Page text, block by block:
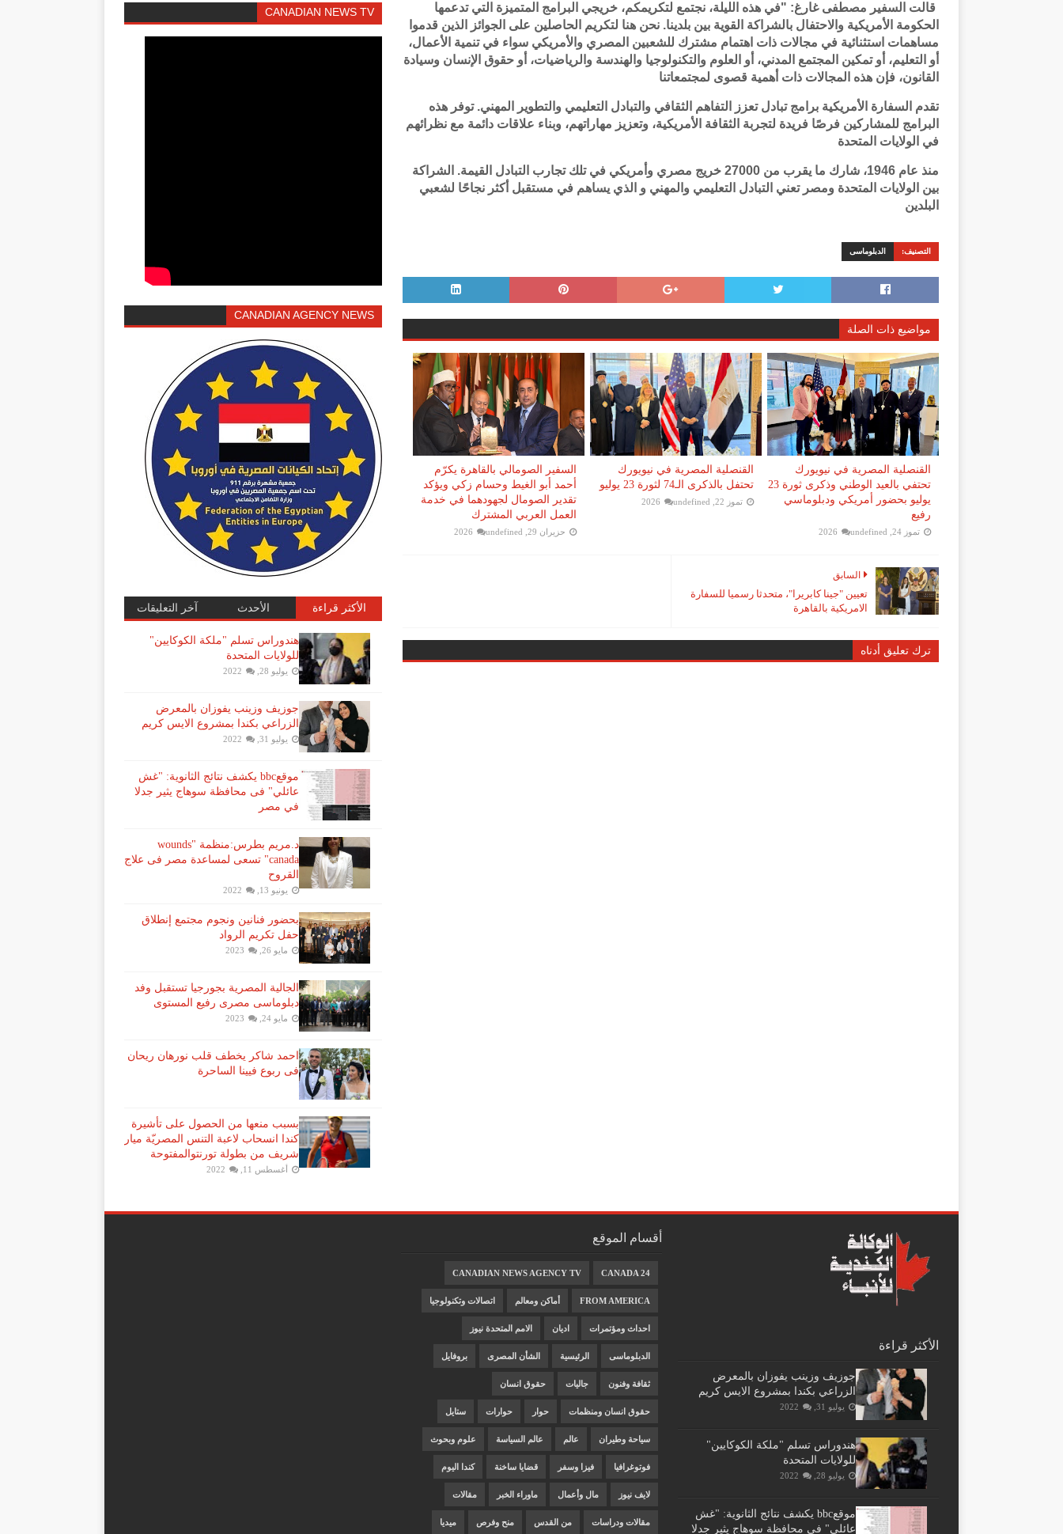
قالت السفير مصطفى غارغ: "في هذه الليلة، نجتمع لتكريمكم، خريجي البرامج المتميزة التي تدعمها
الحكومة الأمريكية والاحتفال بالشراكة القوية بين بلدينا. نحن هنا لتكريم الحاصلين على الجوائز الذين قدموا
مساهمات استثنائية في مجالات ذات اهتمام مشترك للشعبين المصري والأمريكي سواء في تنمية الأعمال،
أو التعليم، أو تمكين المجتمع المدني، أو العلوم والتكنولوجيا والهندسة والرياضيات، أو حقوق الإنسان وسيادة
القانون، فإن هذه المجالات ذات أهمية قصوى لمجتمعاتنا
تقدم السفارة الأمريكية برامج تبادل تعزز التفاهم الثقافي والتبادل التعليمي والتطوير المهني. توفر هذه
البرامج للمشاركين فرصًا فريدة لتجربة الثقافة الأمريكية، وتعزيز مهاراتهم، وبناء علاقات دائمة مع نظرائهم
في الولايات المتحدة
منذ عام 1946، شارك ما يقرب من 27000 خريج مصري وأمريكي في تلك تجارب التبادل القيمة. الشراكة
بين الولايات المتحدة ومصر تعني التبادل التعليمي والمهني و الذي يساهم في مستقبل أكثر نجاحًا لشعبي
البلدين
التصنيف: الدبلوماسى
مواضيع ذات الصلة
القنصلية المصرية في نيويورك
تحتفي بالعيد الوطني وذكرى ثورة 23
يوليو بحضور أمريكي ودبلوماسي
رفيع
تموز 24, 2026 undefined
القنصلية المصرية في نيويورك
تحتفل بالذكرى الـ74 لثورة 23 يوليو
تموز 22, 2026 undefined
السفير الصومالي بالقاهرة يكرّم
أحمد أبو الغيط وحسام زكي ويؤكد
تقدير الصومال لجهودهما في خدمة
العمل العربي المشترك
حزيران 29, 2026 undefined
السابق
تعيين "جينا كابريرا"، متحدثا رسميا للسفارة
الامريكية بالقاهرة
ترك تعليق أدناه
CANADIAN NEWS TV
CANADIAN AGENCY NEWS
الأكثر قراءة الأحدث آخر التعليقات
هندوراس تسلم "ملكة الكوكايين"
للولايات المتحدة
يوليو 28, 2022
جوزيف وزينب يفوزان بالمعرض
الزراعي بكندا بمشروع الايس كريم
يوليو 31, 2022
موقعbbc يكشف نتائج الثانوية: "غش
عائلي" فى محافظة سوهاج يثير جدلا
في مصر
د.مريم بطرس:منظمة "wounds
canada" تسعى لمساعدة مصر فى علاج
القروح
يونيو 13, 2022
بحضور فنانين ونجوم مجتمع إنطلاق
حفل تكريم الرواد
مايو 26, 2023
الجالية المصرية بجورجيا تستقبل وفد
دبلوماسى مصرى رفيع المستوى
مايو 24, 2023
احمد شاكر يخطف قلب نورهان ريحان
فى ربوع فيينا الساحرة
بسبب منعها من الحصول على تأشيرة
كندا انسحاب لاعبة ​التنس​ المصريّة ​ميار
شريف​ من بطولة ​تورنتو​المفتوحة
أغسطس 11, 2022
الأكثر قراءة
جوزيف وزينب يفوزان بالمعرض
الزراعي بكندا بمشروع الايس كريم
يوليو 31, 2022
هندوراس تسلم "ملكة الكوكايين"
للولايات المتحدة
يوليو 28, 2022
موقعbbc يكشف نتائج الثانوية: "غش
عائلي" فى محافظة سوهاج يثير جدلا
أقسام الموقع
CANADA 24
CANADIAN NEWS AGENCY TV
FROM AMERICA أماكن ومعالم اتصالات وتكنولوجيا
احداث ومؤتمرات اديان الامم المتحدة نيوز
الدبلوماسى الرئيسية الشأن المصرى بروفايل
ثقافة وفنون جاليات حقوق انسان
حقوق انسان ومنظمات حوار حوارات ستايل
سياحة وطيران عالم عالم السياسة علوم وبحوث
فوتوغرافيا فيزا وسفر قضايا ساخنة كندا اليوم
لايف نيوز مال وأعمال ماوراء الخبر مقالات
مقالات ودراسات من القدس منح وفرص ميديا